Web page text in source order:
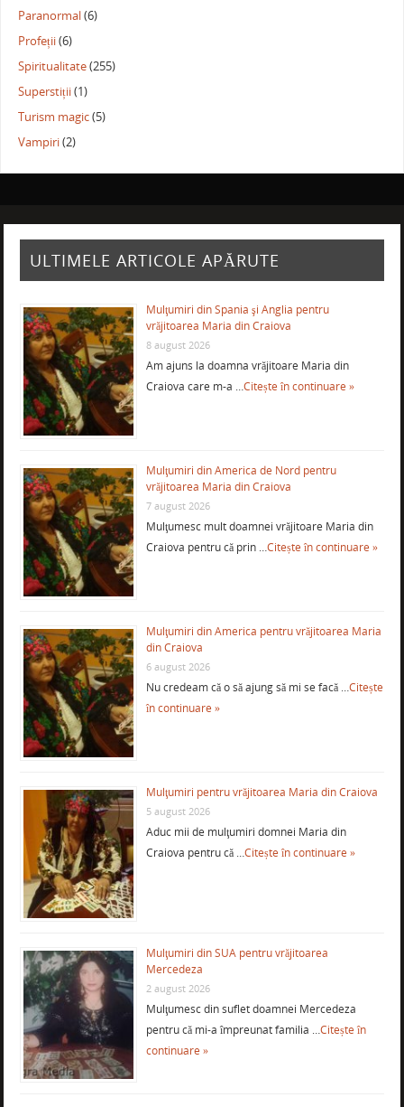
Paranormal(6)
Profeții(6)
Spiritualitate(255)
Superstiții(1)
Turism magic(5)
Vampiri(2)
ULTIMELE ARTICOLE APĂRUTE
Mulţumiri din Spania şi Anglia pentru
vrăjitoarea Maria din Craiova
8 august 2026
Am ajuns la doamna vrăjitoare Maria din
Craiova care m-a …Citește în continuare »
Mulţumiri din America de Nord pentru
vrăjitoarea Maria din Craiova
7 august 2026
Mulţumesc mult doamnei vrăjitoare Maria din
Craiova pentru că prin …Citește în continuare »
Mulţumiri din America pentru vrăjitoarea Maria
din Craiova
6 august 2026
Nu credeam că o să ajung să mi se facă …Citește
în continuare »
Mulţumiri pentru vrăjitoarea Maria din Craiova
5 august 2026
Aduc mii de mulţumiri domnei Maria din
Craiova pentru că …Citește în continuare »
Mulţumiri din SUA pentru vrăjitoarea
Mercedeza
2 august 2026
Mulţumesc din suflet doamnei Mercedeza
pentru că mi-a împreunat familia …Citește în
continuare »